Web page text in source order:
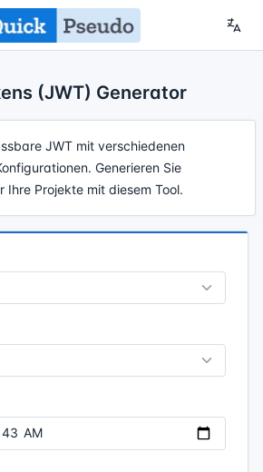
(JWT) Generator
JWT mit verschiedenen
Generieren Sie
Ihre Projekte mit diesem Tool.